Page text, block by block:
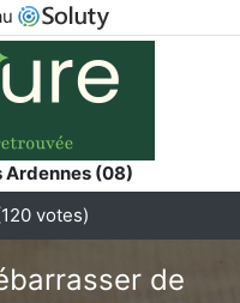
Ardennes (08)
120votes)
de